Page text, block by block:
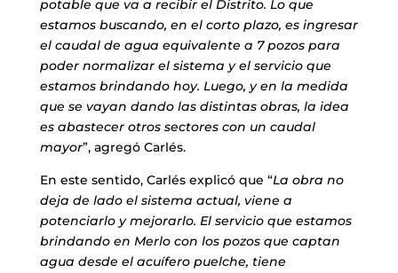
potable que va a recibir el Distrito. Lo que
estamos buscando, en el corto plazo, es ingresar
el caudal de agua equivalente a 7 pozos para
poder normalizar el sistema y el servicio que
estamos brindando hoy. Luego, y en la medida
que se vayan dando las distintas obras, la idea
es abastecer otros sectores con un caudal
mayor”, agregó Carlés.
En este sentido, Carlés explicó que “La obra no
deja de lado el sistema actual, viene a
potenciarlo y mejorarlo. El servicio que estamos
brindando en Merlo con los pozos que captan
agua desde el acuífero puelche, tiene